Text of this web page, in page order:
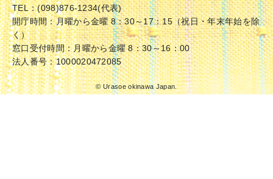
TEL：(098)876-1234(代表)
開庁時間：月曜から金曜 8：30～17：15（祝日・年末年始を除
く）
窓口受付時間：月曜から金曜 8：30～16：00
法人番号：1000020472085
© Urasoe okinawa Japan.